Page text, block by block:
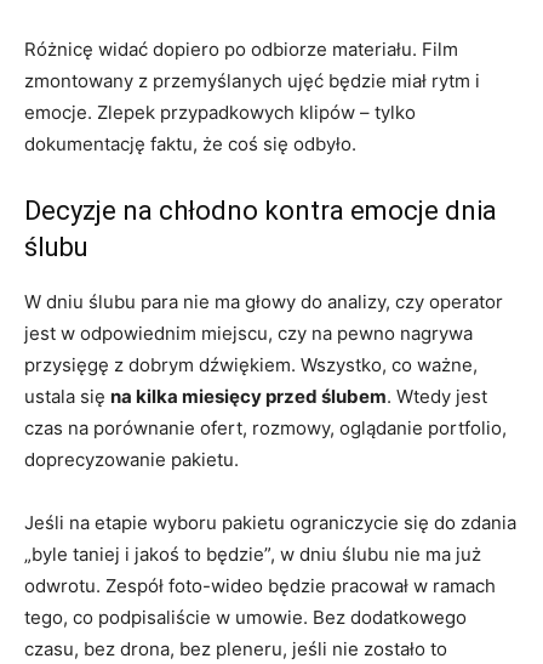
Różnicę widać dopiero po odbiorze materiału. Film
zmontowany z przemyślanych ujęć będzie miał rytm i
emocje. Zlepek przypadkowych klipów – tylko
dokumentację faktu, że coś się odbyło.
Decyzje na chłodno kontra emocje dnia
ślubu
W dniu ślubu para nie ma głowy do analizy, czy operator
jest w odpowiednim miejscu, czy na pewno nagrywa
przysięgę z dobrym dźwiękiem. Wszystko, co ważne,
ustala się na kilka miesięcy przed ślubem. Wtedy jest
czas na porównanie ofert, rozmowy, oglądanie portfolio,
doprecyzowanie pakietu.
Jeśli na etapie wyboru pakietu ograniczycie się do zdania
„byle taniej i jakoś to będzie”, w dniu ślubu nie ma już
odwrotu. Zespół foto-wideo będzie pracował w ramach
tego, co podpisaliście w umowie. Bez dodatkowego
czasu, bez drona, bez pleneru, jeśli nie zostało to